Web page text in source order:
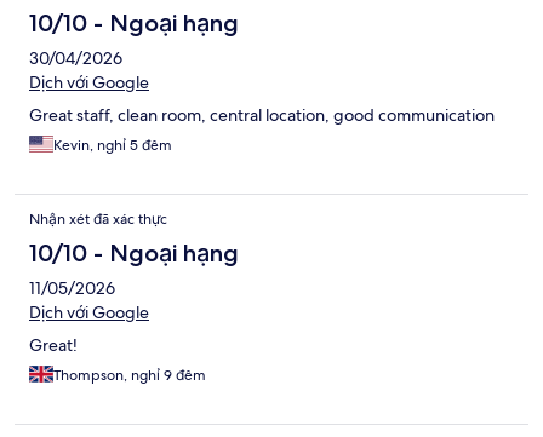
10/10 - Ngoại hạng
30/04/2026
Dịch với Google
Great staff, clean room, central location, good communication
Kevin, nghỉ 5 đêm
Nhận xét đã xác thực
10/10 - Ngoại hạng
11/05/2026
Dịch với Google
Great!
Thompson, nghỉ 9 đêm